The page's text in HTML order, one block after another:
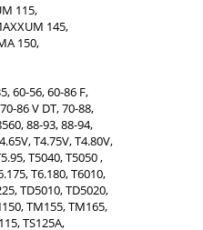
115,
145,
150,
60-56, 60-86 F,
86 V DT, 70-88,
88-93, 88-94,
T4.75V, T4.80V,
T5040, T5050 ,
T6.180, T6010,
TD5010, TD5020,
TM155, TM165,
TS125A,